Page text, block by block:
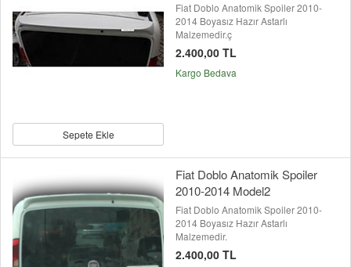
Sepete Ekle
Fiat Doblo Anatomik Spoiler 2010-
2014 Boyasız Hazır Astarlı
Malzemedir.ç
2.400,00 TL
Kargo Bedava
Fiat Doblo Anatomik Spoiler
2010-2014 Model2
Fiat Doblo Anatomik Spoiler 2010-
2014 Boyasız Hazır Astarlı
Malzemedir.
2.400,00 TL